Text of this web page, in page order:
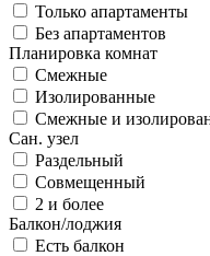
Только апартаменты
Без апартаментов
Планировка комнат
Смежные
Изолированные
Смежные и
Сан. узел
Раздельный
Совмещенный
2 и более
Балкон/лоджия
Есть балкон